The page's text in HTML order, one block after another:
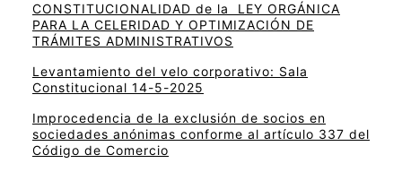
CONSTITUCIONALIDAD de la LEY ORGÁNICA
PARA LA CELERIDAD Y OPTIMIZACIÓN DE
TRÁMITES ADMINISTRATIVOS
Levantamiento del velo corporativo: Sala
Constitucional 14-5-2025
Improcedencia de la exclusión de socios en
sociedades anónimas conforme al artículo 337 del
Código de Comercio